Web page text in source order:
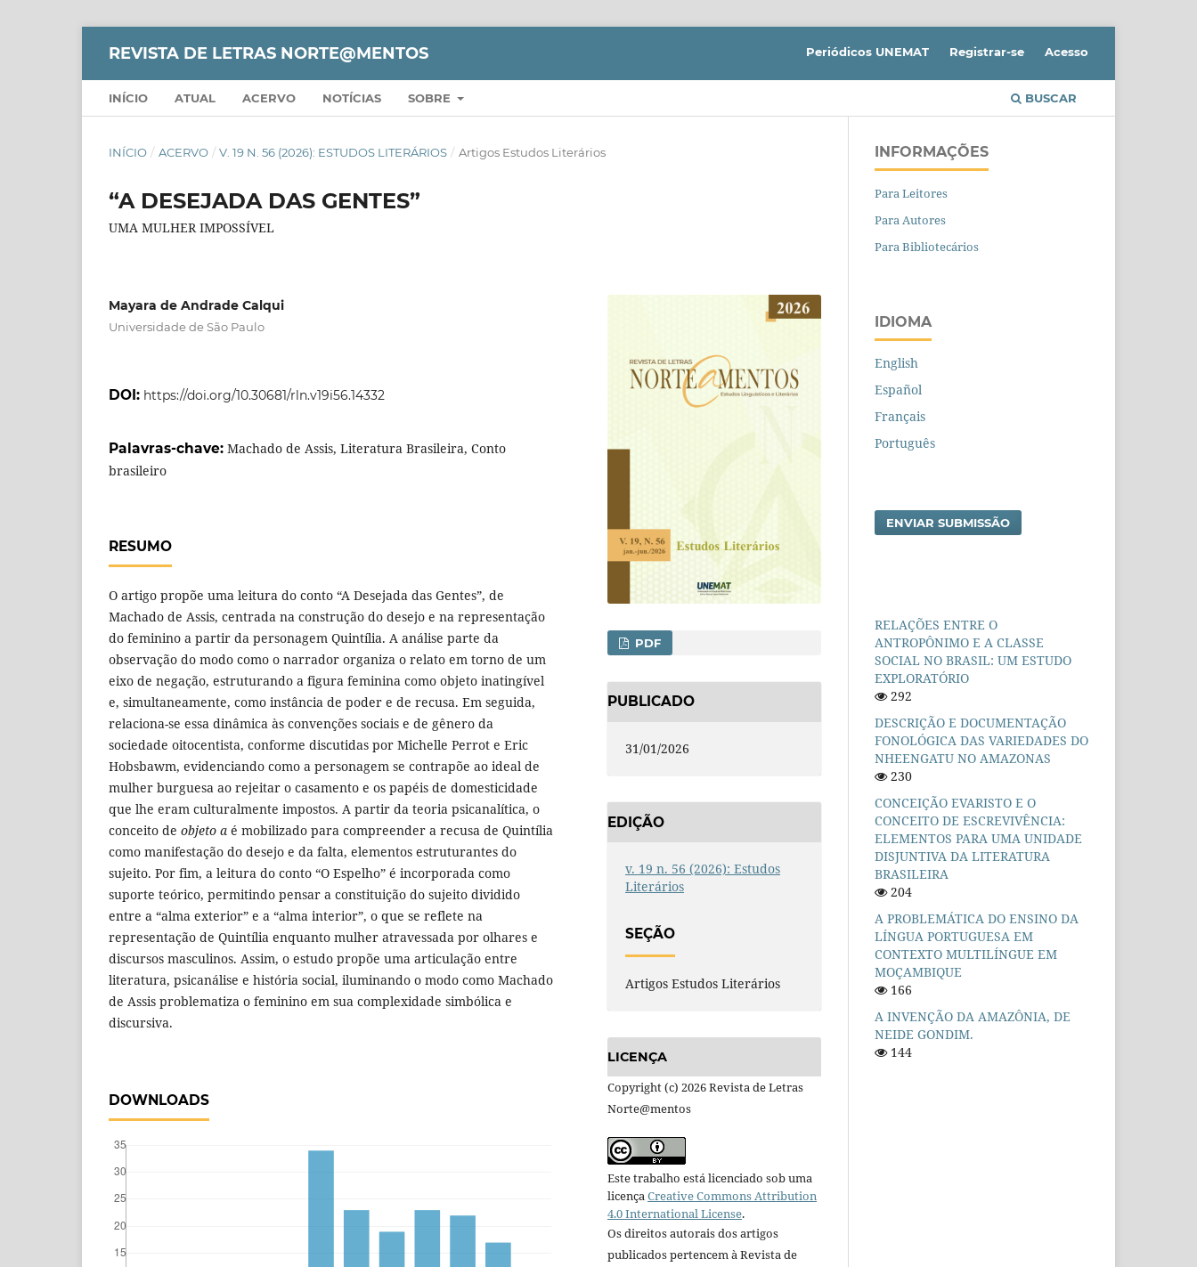
REVISTA DE LETRAS NORTE@MENTOS
INÍCIO ATUAL ACERVO NOTÍCIAS SOBRE BUSCAR
Periódicos UNEMAT Registrar-se Acesso
INÍCIO / ACERVO / V. 19 N. 56 (2026): ESTUDOS LITERÁRIOS / Artigos Estudos Literários
“A DESEJADA DAS GENTES”
UMA MULHER IMPOSSÍVEL
Mayara de Andrade Calqui
Universidade de São Paulo
DOI: https://doi.org/10.30681/rln.v19i56.14332
Palavras-chave: Machado de Assis, Literatura Brasileira, Conto
brasileiro
RESUMO
O artigo propõe uma leitura do conto “A Desejada das Gentes”, de
Machado de Assis, centrada na construção do desejo e na representação
do feminino a partir da personagem Quintília. A análise parte da
observação do modo como o narrador organiza o relato em torno de um
eixo de negação, estruturando a figura feminina como objeto inatingível
e, simultaneamente, como instância de poder e de recusa. Em seguida,
relaciona-se essa dinâmica às convenções sociais e de gênero da
sociedade oitocentista, conforme discutidas por Michelle Perrot e Eric
Hobsbawm, evidenciando como a personagem se contrapõe ao ideal de
mulher burguesa ao rejeitar o casamento e os papéis de domesticidade
que lhe eram culturalmente impostos. A partir da teoria psicanalítica, o
conceito de objeto a é mobilizado para compreender a recusa de Quintília
como manifestação do desejo e da falta, elementos estruturantes do
sujeito. Por fim, a leitura do conto “O Espelho” é incorporada como
suporte teórico, permitindo pensar a constituição do sujeito dividido
entre a “alma exterior” e a “alma interior”, o que se reflete na
representação de Quintília enquanto mulher atravessada por olhares e
discursos masculinos. Assim, o estudo propõe uma articulação entre
literatura, psicanálise e história social, iluminando o modo como Machado
de Assis problematiza o feminino em sua complexidade simbólica e
discursiva.
DOWNLOADS
PDF
PUBLICADO
31/01/2026
EDIÇÃO
v. 19 n. 56 (2026): Estudos
Literários
SEÇÃO
Artigos Estudos Literários
LICENÇA
Copyright (c) 2026 Revista de Letras
Norte@mentos
Este trabalho está licenciado sob uma
licençaCreative Commons Attribution
4.0 International License.
Os direitos autorais dos artigos
publicados pertencem à Revista de
INFORMAÇÕES
Para Leitores
Para Autores
Para Bibliotecários
IDIOMA
English
Español
Français
Português
ENVIAR SUBMISSÃO
RELAÇÕES ENTRE O
ANTROPÔNIMO E A CLASSE
SOCIAL NO BRASIL: UM ESTUDO
EXPLORATÓRIO
292
DESCRIÇÃO E DOCUMENTAÇÃO
FONOLÓGICA DAS VARIEDADES DO
NHEENGATU NO AMAZONAS
230
CONCEIÇÃO EVARISTO E O
CONCEITO DE ESCREVIVÊNCIA:
ELEMENTOS PARA UMA UNIDADE
DISJUNTIVA DA LITERATURA
BRASILEIRA
204
A PROBLEMÁTICA DO ENSINO DA
LÍNGUA PORTUGUESA EM
CONTEXTO MULTILÍNGUE EM
MOÇAMBIQUE
166
A INVENÇÃO DA AMAZÔNIA, DE
NEIDE GONDIM.
144